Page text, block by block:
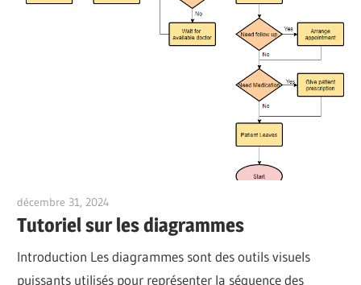
décembre 31, 2024
Tutoriel sur les diagrammes
Introduction Les diagrammes sont des outils visuels
puissants utilisés pour représenter la séquence des